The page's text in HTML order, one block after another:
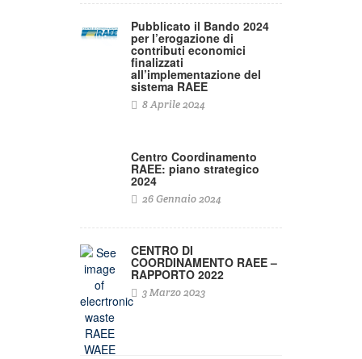
Pubblicato il Bando 2024
per l’erogazione di
contributi economici
finalizzati
all’implementazione del
sistema RAEE
8 Aprile 2024
Centro Coordinamento
RAEE: piano strategico
2024
26 Gennaio 2024
CENTRO DI
COORDINAMENTO RAEE –
RAPPORTO 2022
3 Marzo 2023